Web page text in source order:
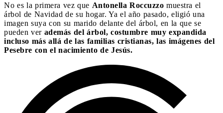
No es la primera vez que Antonella Roccuzzo muestra el
árbol de Navidad de su hogar. Ya el año pasado, eligió una
imagen suya con su marido delante del árbol, en la que se
pueden ver además del árbol, costumbre muy expandida
incluso más allá de las familias cristianas, las imágenes del
Pesebre con el nacimiento de Jesús.